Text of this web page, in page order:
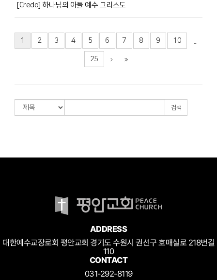
[Credo] 하나님의 아들 예수 그리스도
1 2 3 4 5 6 7 8 9 10
25
검색
ADDRESS
대한예수교장로회 평안교회 경기도 수원시 권선구 호매실로 218번길
110
CONTACT
031-292-8119